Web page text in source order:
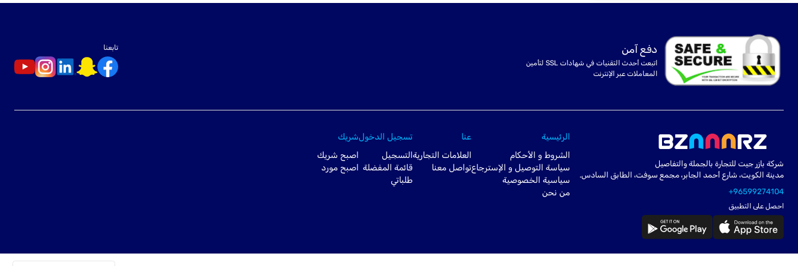
دفع آمن
اتبعت أحدث التقنيات في شهادات SSL لتأمين
المعاملات عبر الإنترنت
تابعنا
شركة بازر جيت للتجارة بالجملة والتفاصيل
مدينة الكويت، شارع أحمد الجابر، مجمع سوفت، الطابق السادس.
+96599274104
احصل على التطبيق
الرئيسية
الشروط و الأحكام
سياسة التوصيل و الإسترجاع
سياسية الخصوصية
من نحن
عنا
العلامات التجارية
تواصل معنا
تسجيل الدخول
التسجيل
قائمة المفضلة
طلباتي
شريك
اصبح شريك
اصبح مورد